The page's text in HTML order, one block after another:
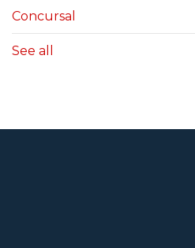
Concursal
See all